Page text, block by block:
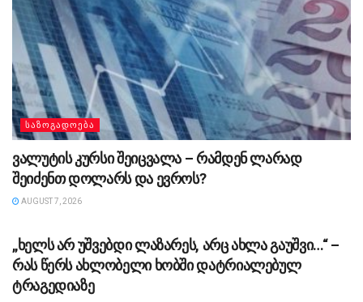
ᲡᲐᲖᲝᲒᲐᲓᲝᲔᲑᲐ
ვალუტის კურსი შეიცვალა – რამდენ ლარად
შეიძენთ დოლარს და ევროს?
AUGUST 7, 2026
„ხელს არ უშვებდი ლაზარეს, არც ახლა გაუშვი…“ –
რას წერს ახლობელი ხობში დატრიალებულ
ტრაგედიაზე